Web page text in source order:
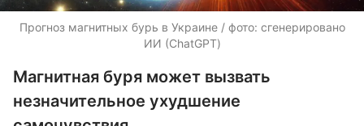
Прогноз магнитных бурь в Украине / фото: сгенерировано
ИИ (ChatGPT)
Магнитная буря может вызвать
незначительное ухудшение